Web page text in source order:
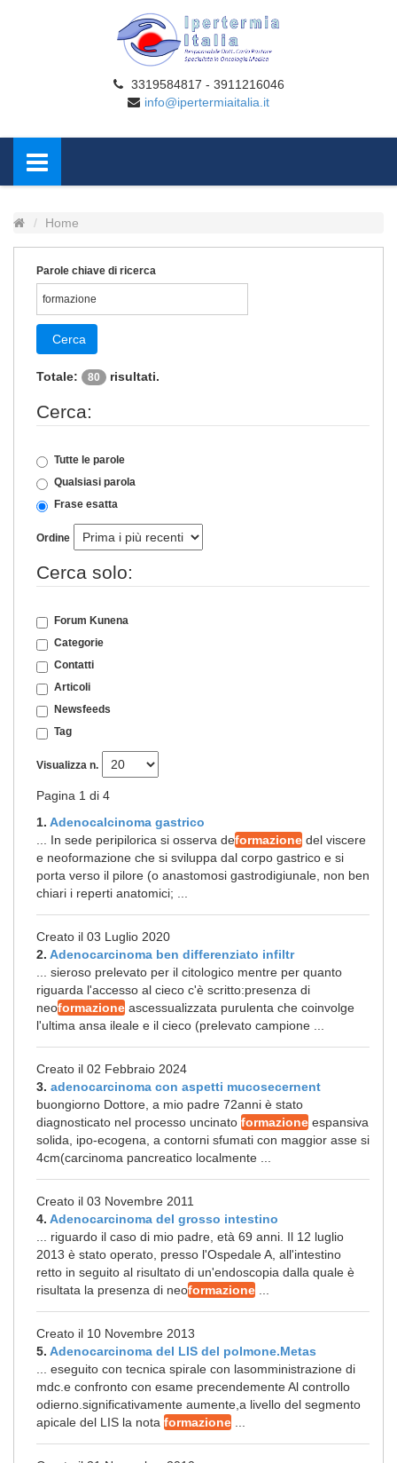
3319584817 - 3911216046
info@ipertermiaitalia.it
Home
Parole chiave di ricerca
Cerca
Totale: 80 risultati.
Cerca:
Tutte le parole
Qualsiasi parola
Frase esatta
Ordine
Cerca solo:
Forum Kunena
Categorie
Contatti
Articoli
Newsfeeds
Tag
Visualizza n.
Pagina 1 di 4
1. Adenocalcinoma gastrico
... In sede peripilorica si osserva deformazione del viscere
e neoformazione che si sviluppa dal corpo gastrico e si
porta verso il pilore (o anastomosi gastrodigiunale, non ben
chiari i reperti anatomici; ...
Creato il 03 Luglio 2020
2. Adenocarcinoma ben differenziato infiltr
... sieroso prelevato per il citologico mentre per quanto
riguarda l'accesso al cieco c'è scritto:presenza di
neoformazione ascessualizzata purulenta che coinvolge
l'ultima ansa ileale e il cieco (prelevato campione ...
Creato il 02 Febbraio 2024
3. adenocarcinoma con aspetti mucosecernent
buongiorno Dottore, a mio padre 72anni è stato
diagnosticato nel processo uncinato formazione espansiva
solida, ipo-ecogena, a contorni sfumati con maggior asse si
4cm(carcinoma pancreatico localmente ...
Creato il 03 Novembre 2011
4. Adenocarcinoma del grosso intestino
... riguardo il caso di mio padre, età 69 anni. Il 12 luglio
2013 è stato operato, presso l'Ospedale A, all'intestino
retto in seguito al risultato di un'endoscopia dalla quale è
risultata la presenza di neoformazione
Creato il 10 Novembre 2013
5. Adenocarcinoma del LIS del polmone.Metas
... eseguito con tecnica spirale con lasomministrazione di
mdc.e confronto con esame precendemente Al controllo
odierno.significativamente aumente,a livello del segmento
apicale del LIS la nota formazione